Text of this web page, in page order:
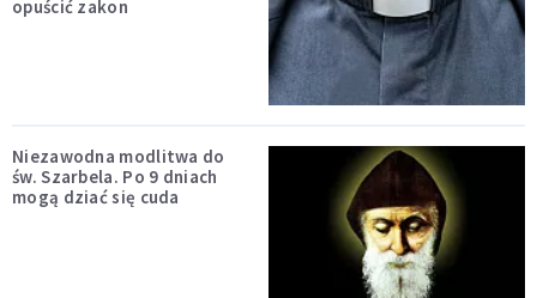
opuścić zakon
Niezawodna modlitwa do
św. Szarbela. Po 9 dniach
mogą dziać się cuda